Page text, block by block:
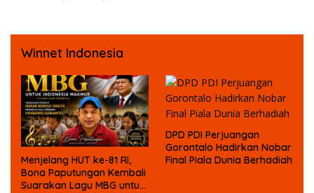
Winnet Indonesia
Menjelang HUT ke-81 RI,
Bona Paputungan Kembali
Suarakan Lagu MBG untuk
DPD PDI Perjuangan
Gorontalo Hadirkan Nobar
Final Piala Dunia Berhadiah